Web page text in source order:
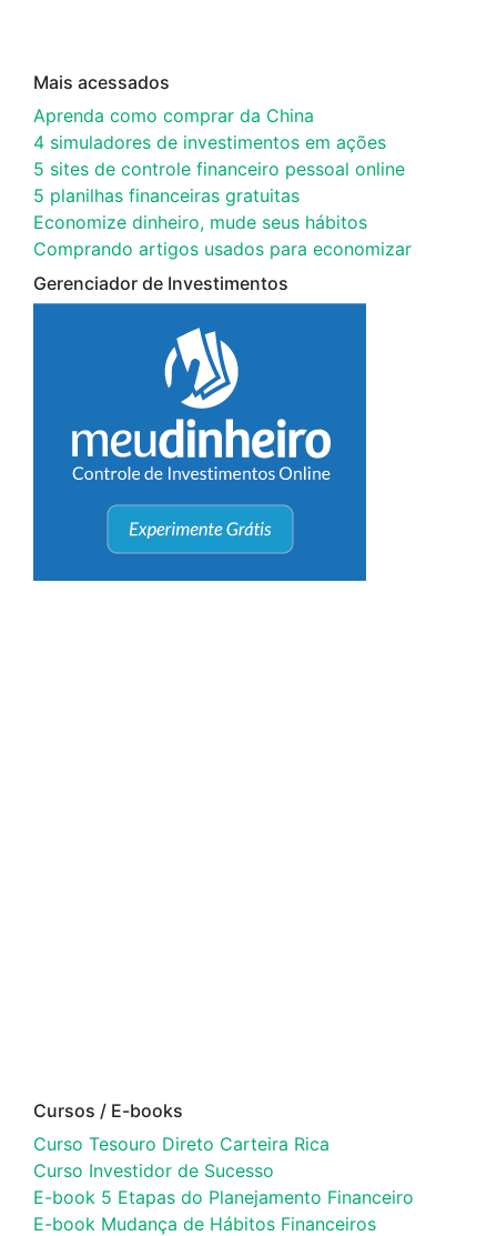
Mais acessados
Aprenda como comprar da China
4 simuladores de investimentos em ações
5 sites de controle financeiro pessoal online
5 planilhas financeiras gratuitas
Economize dinheiro, mude seus hábitos
Comprando artigos usados para economizar
Gerenciador de Investimentos
Cursos / E-books
Curso Tesouro Direto Carteira Rica
Curso Investidor de Sucesso
E-book 5 Etapas do Planejamento Financeiro
E-book Mudança de Hábitos Financeiros